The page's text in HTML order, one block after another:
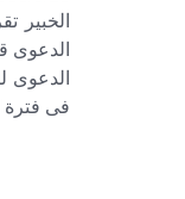
الدعوى
الدعوى
فى فترة